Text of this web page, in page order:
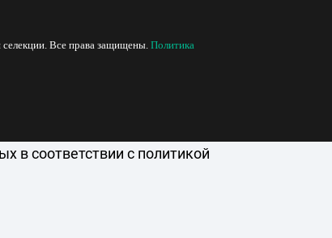
Все права защищены. Политика
в соответствии с политикой